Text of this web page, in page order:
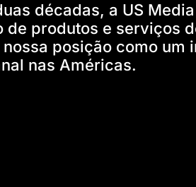
décadas, a US
produtos e serviços
posição como um
nas Américas.